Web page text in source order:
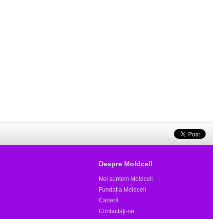
Despre Moldcell
Noi suntem Moldcell
Fundația Moldcell
Carieră
Contactaţi-ne